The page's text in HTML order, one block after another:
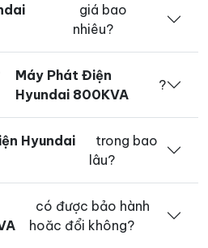
giá bao
nhiêu?
Máy Phát Điện
Hyundai 800KVA
?
Hyundai
trong bao
lâu?
có được bảo hành
hoăc đổi không?